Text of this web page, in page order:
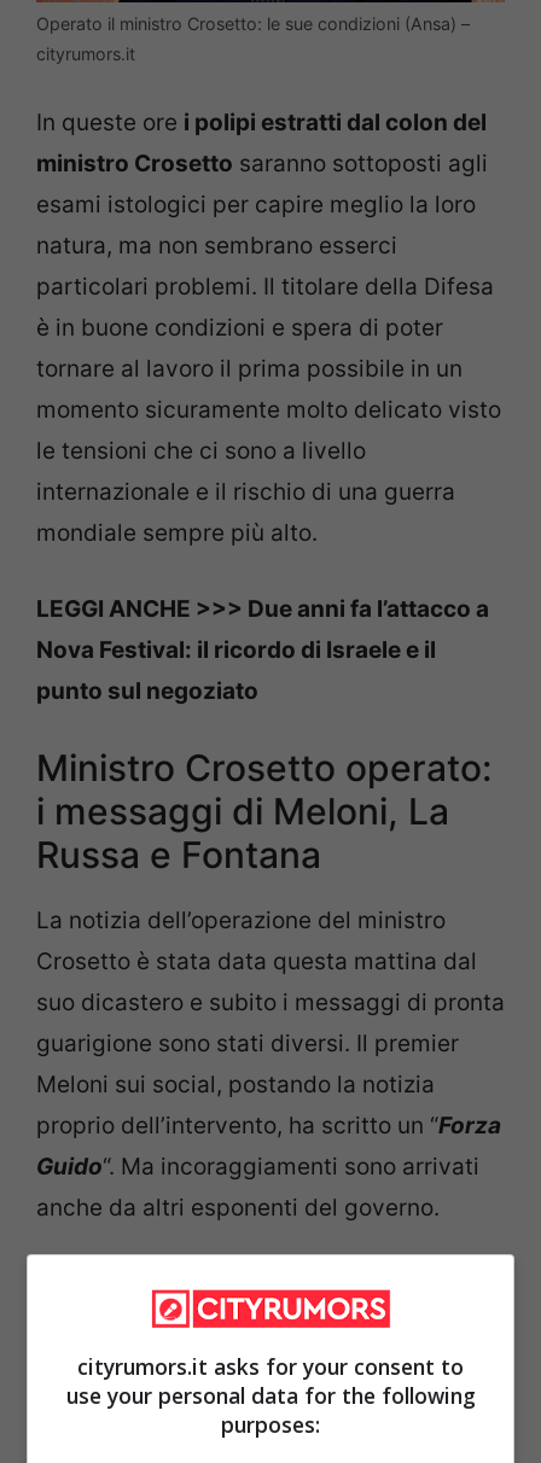
Operato il ministro Crosetto: le sue condizioni (Ansa) –
cityrumors.it
In queste ore i polipi estratti dal colon del
ministro Crosetto saranno sottoposti agli
esami istologici per capire meglio la loro
natura, ma non sembrano esserci
particolari problemi. Il titolare della Difesa
è in buone condizioni e spera di poter
tornare al lavoro il prima possibile in un
momento sicuramente molto delicato visto
le tensioni che ci sono a livello
internazionale e il rischio di una guerra
mondiale sempre più alto.
LEGGI ANCHE >>> Due anni fa l’attacco a
Nova Festival: il ricordo di Israele e il
punto sul negoziato
Ministro Crosetto operato:
i messaggi di Meloni, La
Russa e Fontana
La notizia dell’operazione del ministro
Crosetto è stata data questa mattina dal
suo dicastero e subito i messaggi di pronta
guarigione sono stati diversi. Il premier
Meloni sui social, postando la notizia
proprio dell’intervento, ha scritto un “Forza
Guido“. Ma incoraggiamenti sono arrivati
anche da altri esponenti del governo.
cityrumors.it asks for your consent to
use your personal data for the following
purposes: